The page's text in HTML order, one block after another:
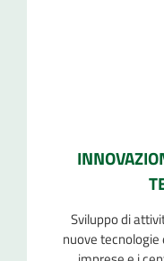
Sviluppo di
nuove tecnologie